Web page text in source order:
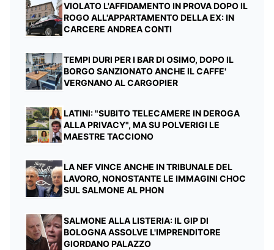
VIOLATO L'AFFIDAMENTO IN PROVA DOPO IL
ROGO ALL'APPARTAMENTO DELLA EX: IN
CARCERE ANDREA CONTI
TEMPI DURI PER I BAR DI OSIMO, DOPO IL
BORGO SANZIONATO ANCHE IL CAFFE'
VERGNANO AL CARGOPIER
LATINI: "SUBITO TELECAMERE IN DEROGA
ALLA PRIVACY", MA SU POLVERIGI LE
MAESTRE TACCIONO
LA NEF VINCE ANCHE IN TRIBUNALE DEL
LAVORO, NONOSTANTE LE IMMAGINI CHOC
SUL SALMONE AL PHON
SALMONE ALLA LISTERIA: IL GIP DI
BOLOGNA ASSOLVE L'IMPRENDITORE
GIORDANO PALAZZO